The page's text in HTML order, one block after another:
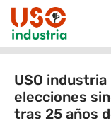
Skip to main content
USO
elecciones
tras 25 años